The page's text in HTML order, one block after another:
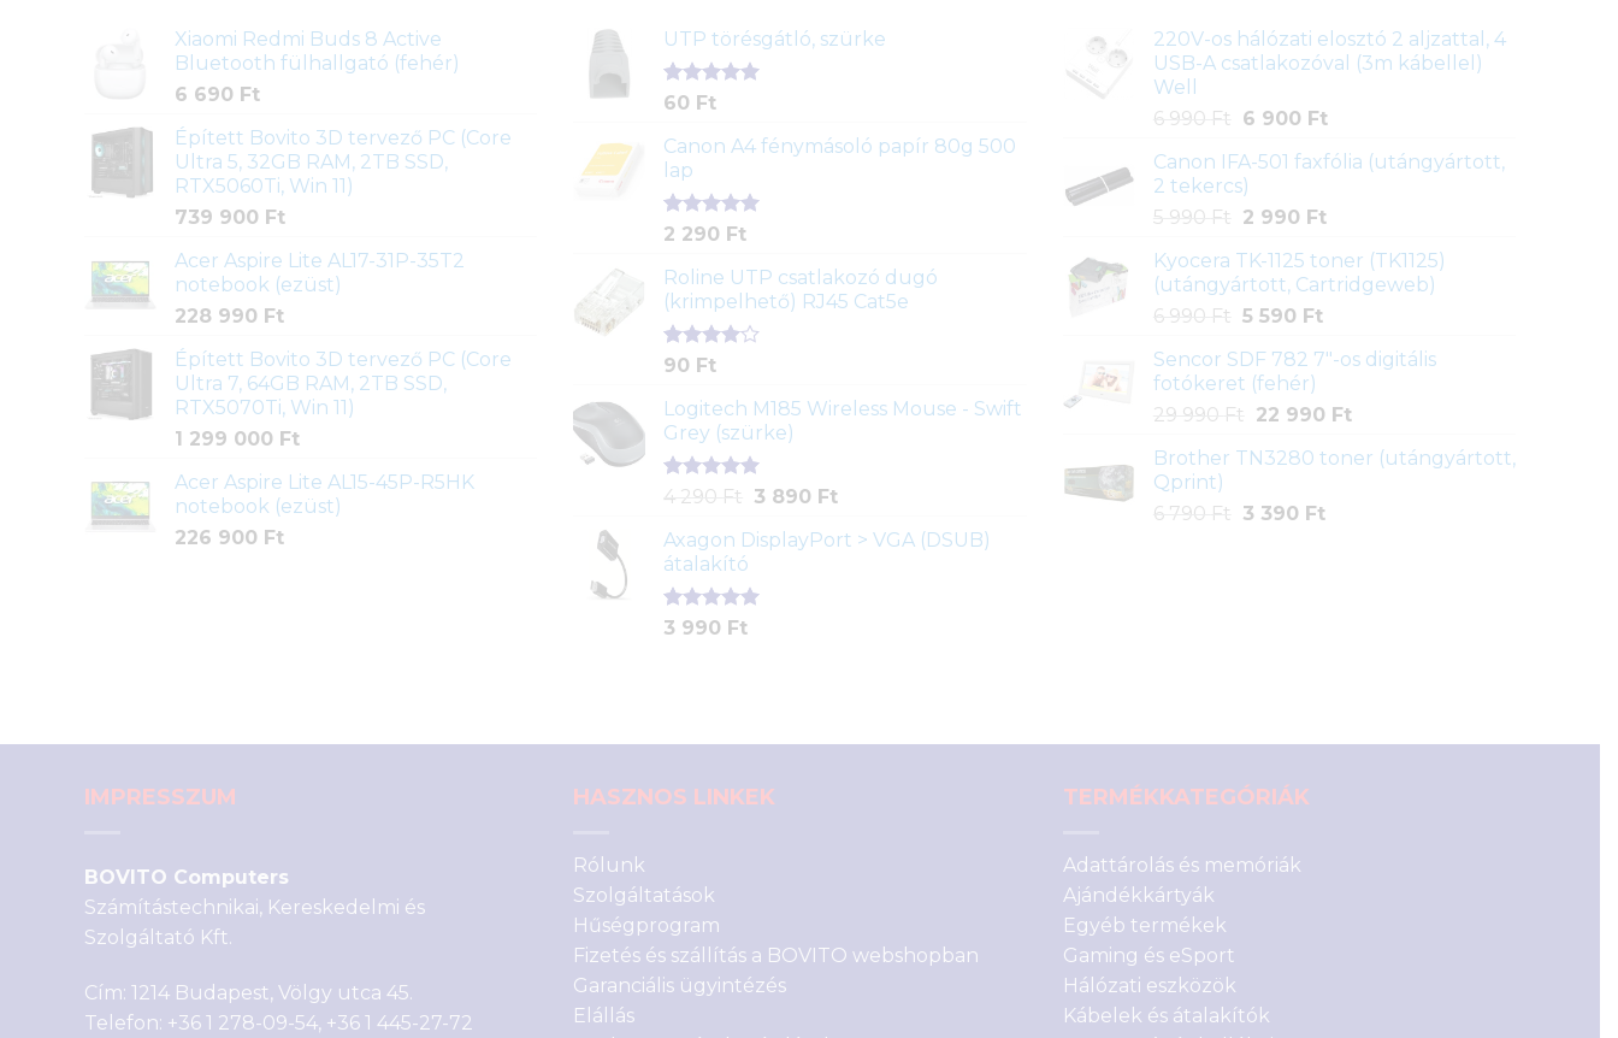
Xiaomi Redmi Buds 8 Active
Bluetooth fülhallgató (fehér)
6 690 Ft
Épített Bovito 3D tervező PC (Core
Ultra 5, 32GB RAM, 2TB SSD,
RTX5060Ti, Win 11)
739 900 Ft
Acer Aspire Lite AL17-31P-35T2
notebook (ezüst)
228 990 Ft
Épített Bovito 3D tervező PC (Core
Ultra 7, 64GB RAM, 2TB SSD,
RTX5070Ti, Win 11)
1 299 000 Ft
Acer Aspire Lite AL15-45P-R5HK
notebook (ezüst)
226 900 Ft
UTP törésgátló, szürke
Értékelés
ből,
1
értékelés
alapján
60 Ft
Canon A4 fénymásoló papír 80g 500
lap
Értékelés
ből,
2
értékelés
alapján
2 290 Ft
Roline UTP csatlakozó dugó
(krimpelhető) RJ45 Cat5e
Értékelés
5-ből,
2
értékelés
alapján
90 Ft
Logitech M185 Wireless Mouse - Swift
Grey (szürke)
Értékelés
ből,
1
értékelés
alapján
4 290 Ft
Original
was:
290 Ft.
3 890 FtCurrent
is:
Axagon DisplayPort > VGA (DSUB)
átalakító
Értékelés
1
3 990 Ft
220V-os hálózati elosztó 2 aljzattal, 4
USB-A csatlakozóval (3m kábellel)
Well
6 990 Ft
Original
was:
6
990 Ft.
6 900 FtCurrent
is:
900 Ft.
Canon IFA-501 faxfólia (utángyártott,
2 tekercs)
5 990 Ft
Original
was:
5
990 Ft.
2 990 FtCurrent
is:
2
Kyocera TK-1125 toner (TK1125)
(utángyártott, Cartridgeweb)
6 990 Ft Original
was:
6
990 Ft.
5 590 FtCurrent
is:
590 Ft.
Sencor SDF 782 7"-os digitális
fotókeret (fehér)
29 990 Ft
Original
was:
990 Ft.
22 990 FtCurrent
is:
Brother TN3280 toner (utángyártott,
Qprint)
6 790 Ft
Original
3 390 FtCurrent
IMPRESSZUM
BOVITO Computers
Számítástechnikai, Kereskedelmi és
Szolgáltató Kft.
Cím: 1214 Budapest, Völgy utca 45.
Telefon: +36 1 278-09-54, +36 1 445-27-72
HASZNOS LINKEK
Rólunk
Szolgáltatások
Hűségprogram
Fizetés és szállítás a BOVITO webshopban
Garanciális ügyintézés
Elállás
TERMÉKKATEGÓRIÁK
Adattárolás és memóriák
Ajándékkártyák
Egyéb termékek
Gaming és eSport
Hálózati eszközök
Kábelek és átalakítók